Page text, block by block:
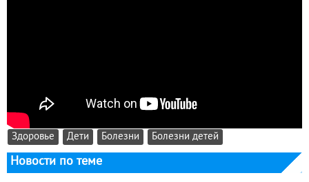
Здоровье Дети Болезни Болезни детей
Новости по теме